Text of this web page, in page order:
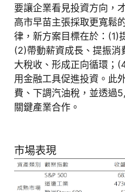
要讓企業看見投資方向，
高市早苗主張採取更寬鬆
律，新方案目標在於：(1)
(2)帶動薪資成長、提振
大稅收、形成正向循環；
用金融工具促進投資。此
費、下調汽油稅，並透過
關鍵產業合作。
市場表現